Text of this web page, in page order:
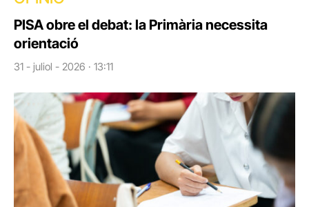
PISA obre el debat: la Primària necessita
orientació
31 - juliol - 2026 · 13:11